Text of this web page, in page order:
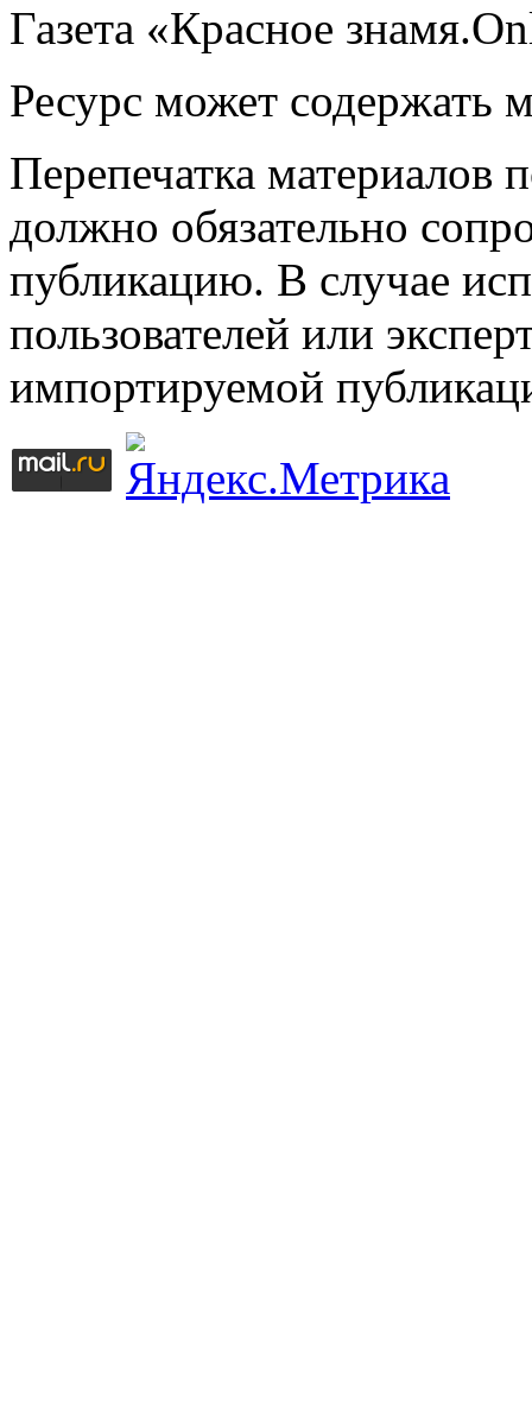
Газета «Красное
Ресурс может содержать
Перепечатка материалов
должно обязательно
публикацию. В случае
пользователей или
импортируемой